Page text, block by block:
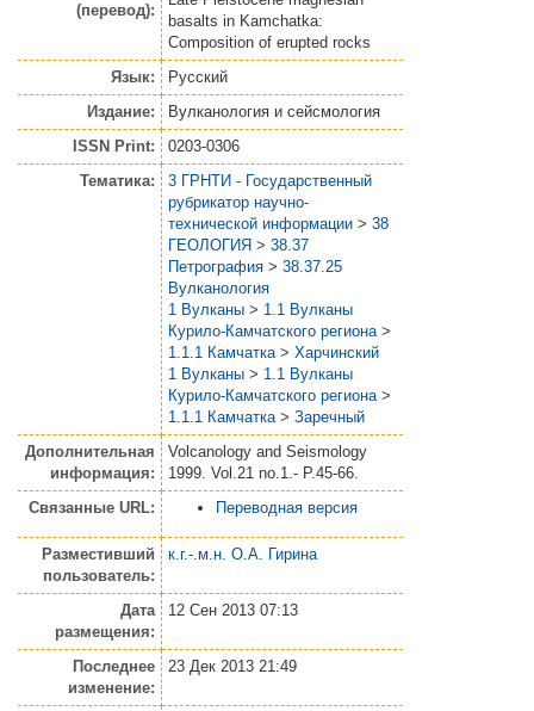
(перевод):
basalts in Kamchatka:
Composition of erupted rocks
Язык:
Русский
Издание:
Вулканология и сейсмология
ISSN Print:
0203-0306
Тематика:
3 ГРНТИ - Государственный
рубрикатор научно-
технической информации > 38
ГЕОЛОГИЯ > 38.37
Петрография > 38.37.25
Вулканология
1 Вулканы > 1.1 Вулканы
Курило-Камчатского региона >
1.1.1 Камчатка > Харчинский
1 Вулканы > 1.1 Вулканы
Курило-Камчатского региона >
1.1.1 Камчатка > Заречный
Дополнительная
информация:
Volcanology and Seismology
1999. Vol.21 no.1.- P.45-66.
Связанные URL:
Переводная версия
Разместивший
пользователь:
к.г.-.м.н. О.А. Гирина
Дата
размещения:
12 Сен 2013 07:13
Последнее
изменение:
23 Дек 2013 21:49